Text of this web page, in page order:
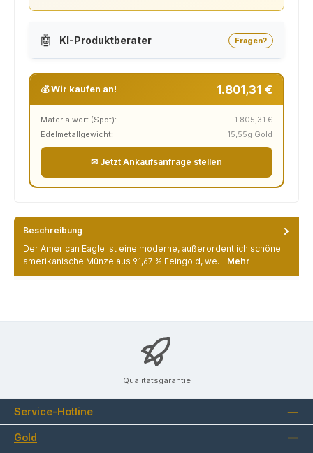
🤖 KI-Produktberater Fragen?
💰 Wir kaufen an! 1.801,31 €
Materialwert (Spot):
1.805,31 €
Edelmetallgewicht:
15,55g Gold
✉ Jetzt Ankaufsanfrage stellen
Beschreibung
Der American Eagle ist eine moderne, außerordentlich schöne
amerikanische Münze aus 91,67 % Feingold, we… Mehr
Qualitätsgarantie
Service-Hotline
Gold